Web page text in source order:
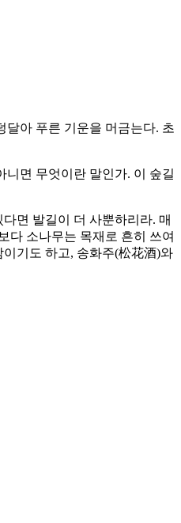
달아 푸른 기운을 머금는다. 초
면 무엇이란 말인가. 이 숲길
면 발길이 더 사뿐하리라. 매
다 소나무는 목재로 흔히 쓰여
기도 하고, 송화주(松花酒)와